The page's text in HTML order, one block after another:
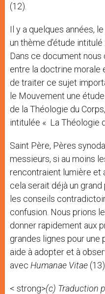
(12).
Il y a quelques années,
un thème d’étude intitulé
Dans ce document
entre la doctrine morale
de traiter ce sujet
le Mouvement une
de la Théologie du
intitulée « La Théologie
Saint Père, Pères
messieurs, si au moins
rencontraient lumière et
cela serait déjà un grand
les conseils
confusion. Nous prions
donner rapidement aux
grandes lignes pour une
aide à adopter et à
avec Humanae Vitae (13).
< strong>(c) Traduction